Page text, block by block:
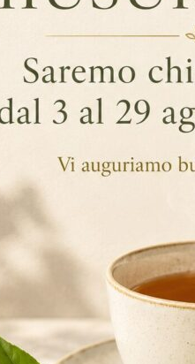
bevanda con aroma e
singola.
rispetto alle infusioni
e pertanto si tratta
tutto il loro colore,